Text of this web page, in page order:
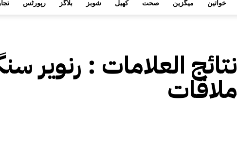
رپورٹس بلاگز شوبز کھیل صحت میگزین خواتین
نتائج العلامات : رنویر
ملاقات